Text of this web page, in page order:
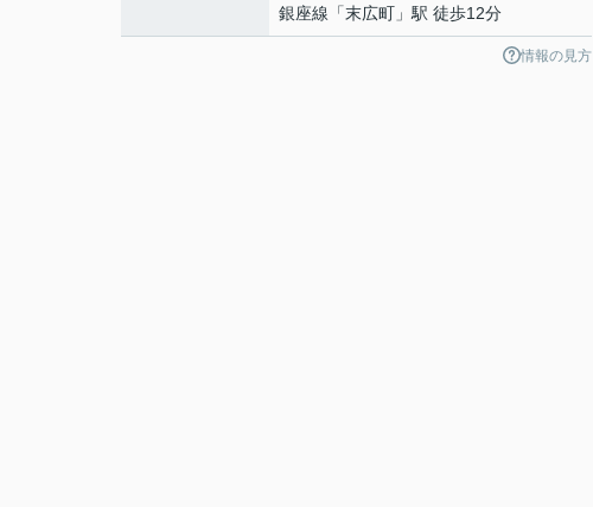
銀座線 「末広町 」駅 徒歩12分
情報の見方